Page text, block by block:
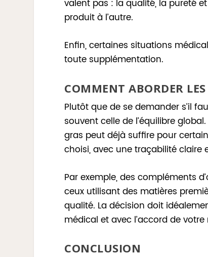
valent pas : la qualité, la pureté
produit à l’autre.
Enfin, certaines situations
toute supplémentation.
COMMENT ABORDER
Plutôt que de se demander s’il
souvent celle de l’équilibre
gras peut déjà suffire pour
choisi, avec une traçabilité claire
Par exemple, des compléments
ceux utilisant des matières
qualité. La décision doit
médical et avec l’accord de
CONCLUSION